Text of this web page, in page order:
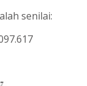
senilai: